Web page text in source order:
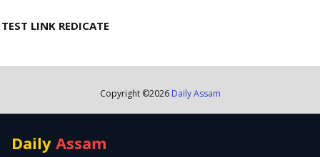
TEST LINK REDICATE
Copyright ©2026 Daily Assam
Daily Assam